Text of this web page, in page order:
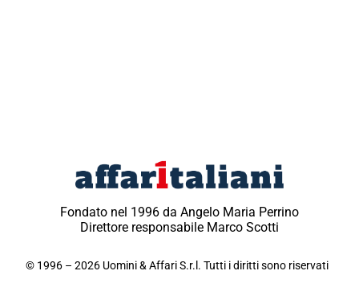
Fondato nel 1996 da Angelo Maria Perrino
Direttore responsabile Marco Scotti
© 1996 – 2026 Uomini & Affari S.r.l. Tutti i diritti sono riservati